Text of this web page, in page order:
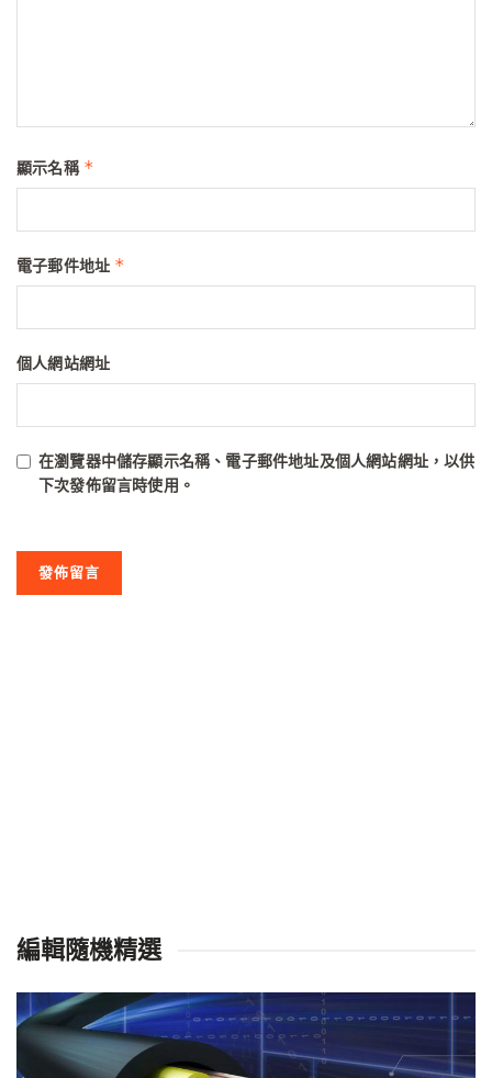
顯示名稱 *
電子郵件地址 *
個人網站網址
在瀏覽器中儲存顯示名稱、電子郵件地址及個人網站網址，以供
下次發佈留言時使用。
編輯隨機精選